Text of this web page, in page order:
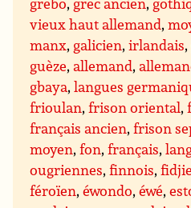
vieux haut allemand,
manx, galicien,irlandais,
guèze,allemand,
gbaya,langues
frioulan,frison oriental,
français ancien,frison
moyen,fon,français,
ougriennes,finnois,
féroïen,éwondo,éwé,